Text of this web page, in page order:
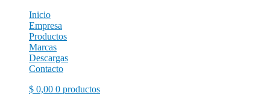
Inicio
Empresa
Productos
Marcas
Descargas
Contacto
$ 0,00 0 productos